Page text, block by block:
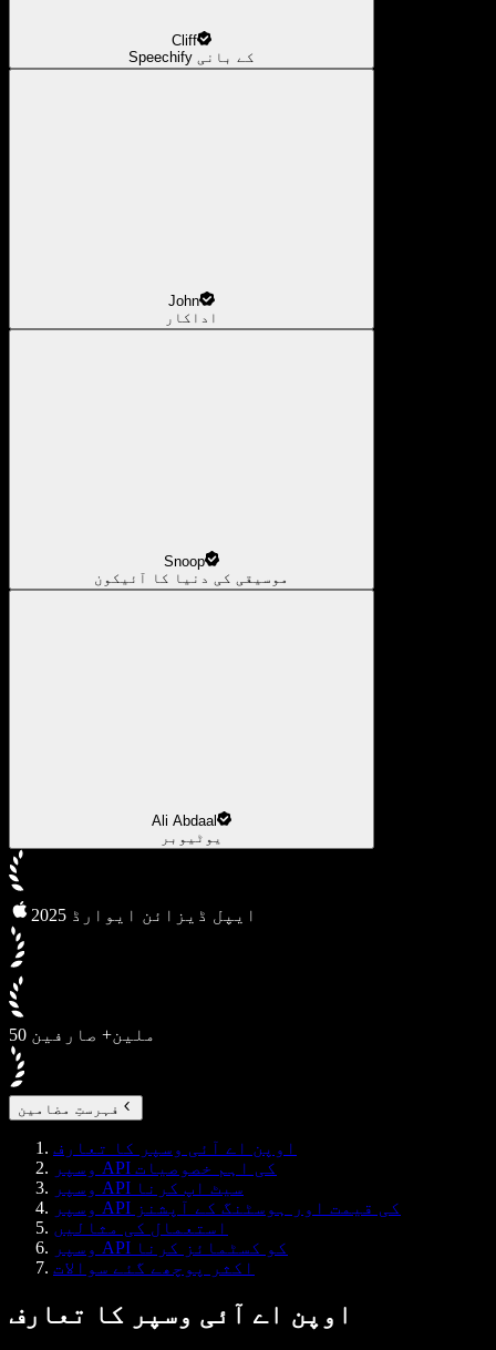
Cliff
Speechify کے بانی
John
اداکار
Snoop
موسیقی کی دنیا کا آئیکون
Ali Abdaal
یوٹیوبر
2025 ایپل ڈیزائن ایوارڈ
50 ملین+ صارفین
فہرستِ مضامین
اوپن اے آئی وسپر کا تعارف
وسپر API کی اہم خصوصیات
وسپر API سیٹ اپ کرنا
وسپر API کی قیمت اور ہوسٹنگ کے آپشنز
استعمال کی مثالیں
وسپر API کو کسٹمائز کرنا
اکثر پوچھے گئے سوالات
اوپن اے آئی وسپر کا تعارف